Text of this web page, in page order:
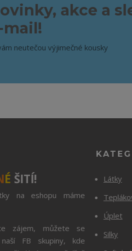
akce a
mail!
neutečou výjimečné kousky
É ŠITÍ!
na eshopu máme
zájem, můžete se
FB skupiny, kde
Látky
Úplet
Silky